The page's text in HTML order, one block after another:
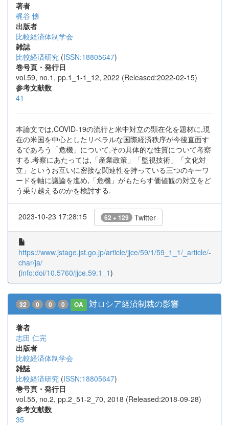
著者
梶谷 懐
出版者
比較経済体制学会
雑誌
比較経済研究 (ISSN:18805647)
巻号頁・発行日
vol.59, no.1, pp.1_1-1_12, 2022 (Released:2022-02-15)
参考文献数
41
本論文では,COVID-19の流行と米中対立の顕在化を題材に,現
在の米国を中心としたリベラルな国際経済秩序が今後直面す
るであろう「危機」について,その具体的な性質について考察
する.考察にあたっては,「産業政策」「監視技術」「文化対
立」というお互いに密接な関連性を持っている三つのキーワ
ードを軸に議論を進め,「危機」がもたらす価値観の対立をど
う乗り越えるのかを検討する.
2023-10-23 17:28:15 62 + 129 Twitter
https://www.jstage.jst.go.jp/article/jjce/59/1/59_1_1/_article/-
char/ja/
(info:doi/10.5760/jjce.59.1_1)
32 0 0 0 OA 対ロシア経済制裁の影響
著者
志田 仁完
出版者
比較経済体制学会
雑誌
比較経済研究 (ISSN:18805647)
巻号頁・発行日
vol.55, no.2, pp.2_51-2_70, 2018 (Released:2018-09-28)
参考文献数
35